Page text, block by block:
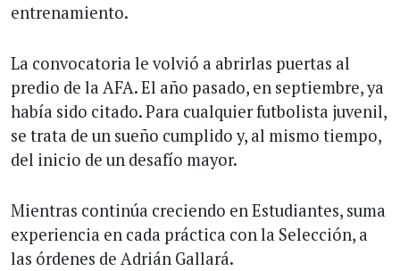
entrenamiento.
La convocatoria le volvió a abrirlas puertas al
predio de la AFA. El año pasado, en septiembre, ya
había sido citado. Para cualquier futbolista juvenil,
se trata de un sueño cumplido y, al mismo tiempo,
del inicio de un desafío mayor.
Mientras continúa creciendo en Estudiantes, suma
experiencia en cada práctica con la Selección, a
las órdenes de Adrián Gallará.